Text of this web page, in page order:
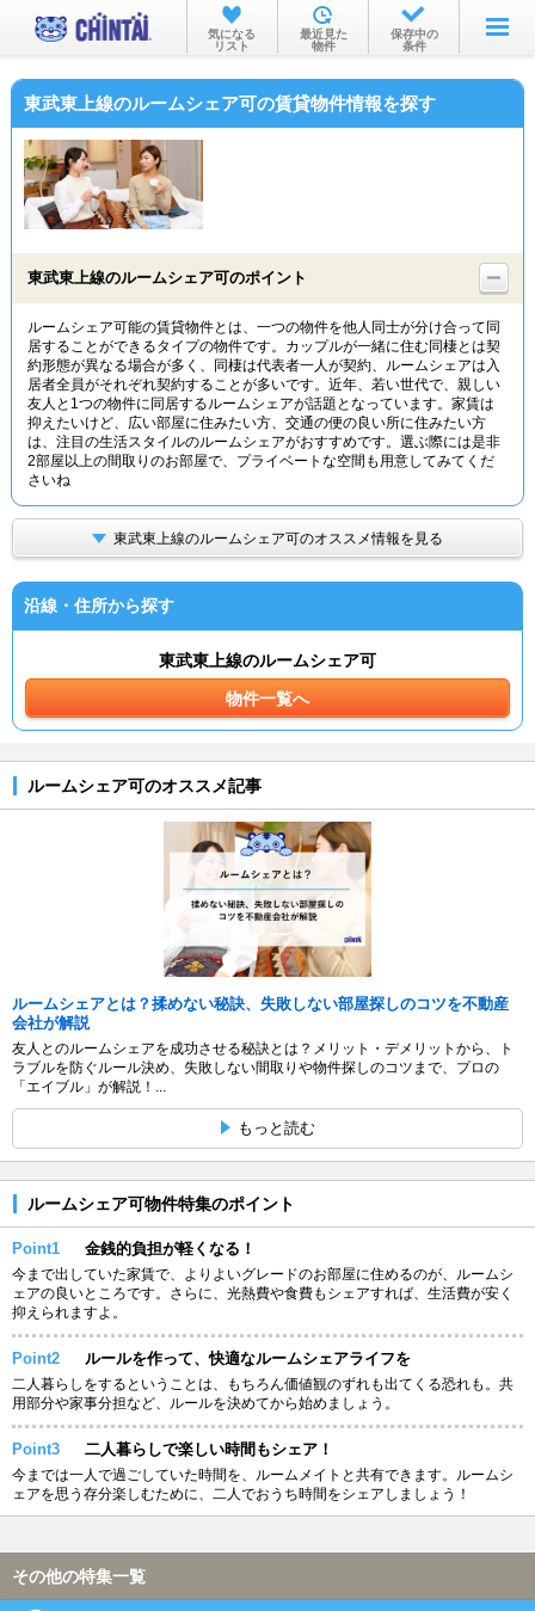
お部屋を探す
沿線・駅から
物件特集から
TOP
気になる
リスト
最近見た
物件
保存中の
条件
東武東上線のルームシェア可の賃貸物件情報を探す
東武東上線のルームシェア可のポイント
ルームシェア可能の賃貸物件とは、一つの物件を他人同士が分け合って同
居することができるタイプの物件です。カップルが一緒に住む同棲とは契
約形態が異なる場合が多く、同棲は代表者一人が契約、ルームシェアは入
居者全員がそれぞれ契約することが多いです。近年、若い世代で、親しい
友人と1つの物件に同居するルームシェアが話題となっています。家賃は
抑えたいけど、広い部屋に住みたい方、交通の便の良い所に住みたい方
は、注目の生活スタイルのルームシェアがおすすめです。選ぶ際には是非
2部屋以上の間取りのお部屋で、プライベートな空間も用意してみてくだ
さいね
東武東上線のルームシェア可のオススメ情報を見る
沿線・住所から探す
東武東上線のルームシェア可
物件一覧へ
ルームシェア可のオススメ記事
ルームシェアとは？揉めない秘訣、失敗しない部屋探しのコツを不動産
会社が解説
友人とのルームシェアを成功させる秘訣とは？メリット・デメリットから、ト
ラブルを防ぐルール決め、失敗しない間取りや物件探しのコツまで、プロの
「エイブル」が解説！...
もっと読む
ルームシェア可物件特集のポイント
Point1 金銭的負担が軽くなる！
今まで出していた家賃で、よりよいグレードのお部屋に住めるのが、ルームシ
ェアの良いところです。さらに、光熱費や食費もシェアすれば、生活費が安く
抑えられますよ。
Point2 ルールを作って、快適なルームシェアライフを
二人暮らしをするということは、もちろん価値観のずれも出てくる恐れも。共
用部分や家事分担など、ルールを決めてから始めましょう。
Point3 二人暮らしで楽しい時間もシェア！
今までは一人で過ごしていた時間を、ルームメイトと共有できます。ルームシ
ェアを思う存分楽しむために、二人でおうち時間をシェアしましょう！
その他の特集一覧